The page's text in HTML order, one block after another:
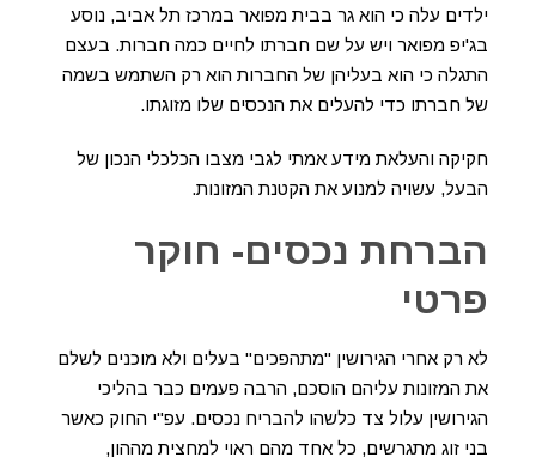
ילדים עלה כי הוא גר בבית מפואר במרכז תל אביב, נוסע
בג'יפ מפואר ויש על שם חברתו לחיים כמה חברות. בעצם
התגלה כי הוא בעליהן של החברות הוא רק השתמש בשמה
של חברתו כדי להעלים את הנכסים שלו מזוגתו.
חקיקה והעלאת מידע אמתי לגבי מצבו הכלכלי הנכון של
הבעל, עשויה למנוע את הקטנת המזונות.
הברחת נכסים- חוקר
פרטי
לא רק אחרי הגירושין "מתהפכים" בעלים ולא מוכנים לשלם
את המזונות עליהם הוסכם, הרבה פעמים כבר בהליכי
הגירושין עלול צד כלשהו להבריח נכסים. עפ"י החוק כאשר
בני זוג מתגרשים, כל אחד מהם ראוי למחצית מההון,